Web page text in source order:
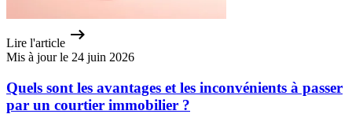
Lire l'article
Mis à jour le 24 juin 2026
Quels sont les avantages et les inconvénients à passer
par un courtier immobilier ?